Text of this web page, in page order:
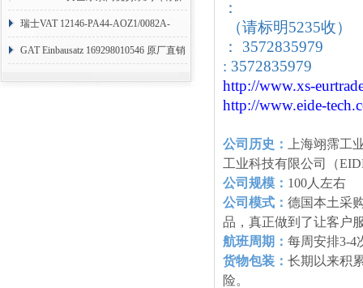
目表）
瑞士VAT 12146-PA44-AOZ1/0082A-
1173938
GAT Einbausatz 169298010546 原厂直销
：
（请标明5235收）
： 3572835979
: 3572835979
http://www.xs-
http://www.eide-tech
公司历史：
上海翊霈工
工业科技有限公司（
公司规模： 100人左右
公司模式： 德国本土采
品，真正做到了让客户
航班周期： 每周安排3-4
货物包装： 长期以来积
险。